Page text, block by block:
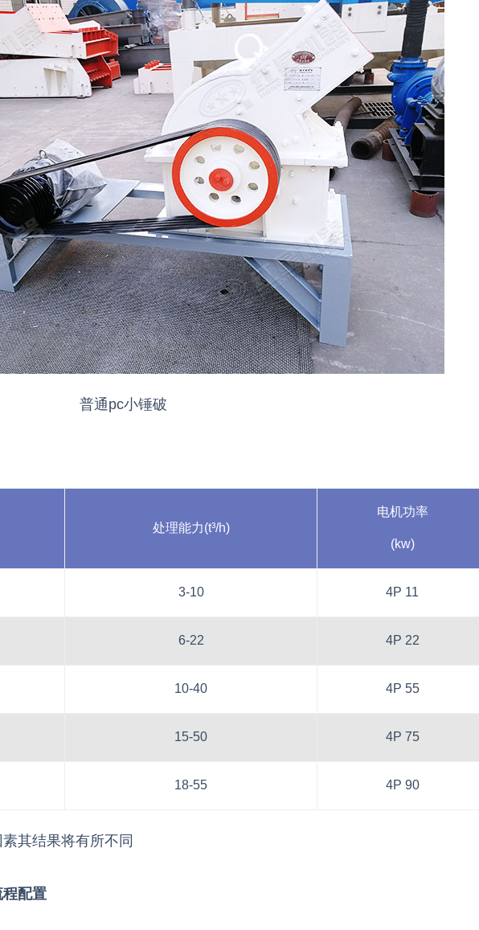
普通pc小锤破
处理能力(t³/h)
电机功率
(kw)
3-10 4P 11
6-22 4P 22
10-40 4P 55
15-50 4P 75
18-55 4P 90
其结果将有所不同
配置